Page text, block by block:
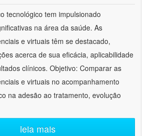
tecnológico tem impulsionado
na área da saúde. As
e virtuais têm se destacado,
acerca de sua eficácia, aplicabilidade
clínicos. Objetivo: Comparar as
e virtuais no acompanhamento
na adesão ao tratamento, evolução
leia mais